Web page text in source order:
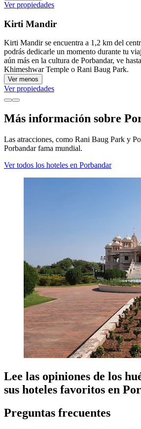
Ver propiedades
Kirti Mandir
Kirti Mandir se encuentra a 1,2 km del
podrás dedicarle un momento durante tu
aún más en la cultura de Porbandar, ve
Khimeshwar Temple o Rani Baug Park.
Ver menos
Ver propiedades
Más información sobre
Las atracciones, como Rani Baug Park y
Porbandar fama mundial.
Ver todos los hoteles en Porbandar
Lee las opiniones de los
sus hoteles favoritos en
Preguntas frecuentes